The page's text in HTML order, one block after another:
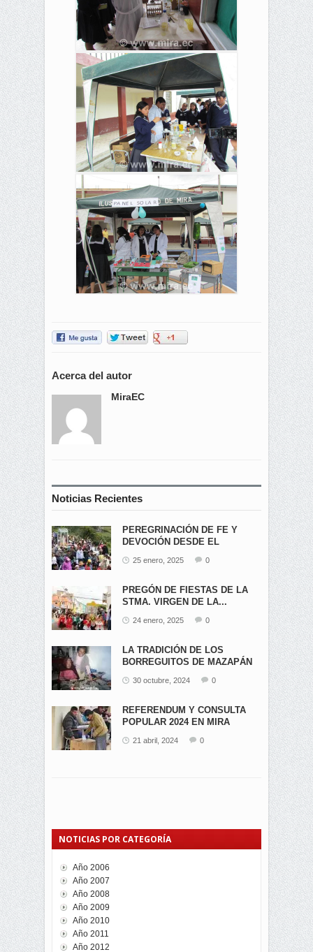
Acerca del autor
MiraEC
Noticias Recientes
PEREGRINACIÓN DE FE Y
DEVOCIÓN DESDE EL
25 enero, 2025 0
PREGÓN DE FIESTAS DE LA
STMA. VIRGEN DE LA...
24 enero, 2025 0
LA TRADICIÓN DE LOS
BORREGUITOS DE MAZAPÁN
30 octubre, 2024 0
REFERENDUM Y CONSULTA
POPULAR 2024 EN MIRA
21 abril, 2024 0
NOTICIAS POR CATEGORÍA
Año 2006
Año 2007
Año 2008
Año 2009
Año 2010
Año 2011
Año 2012